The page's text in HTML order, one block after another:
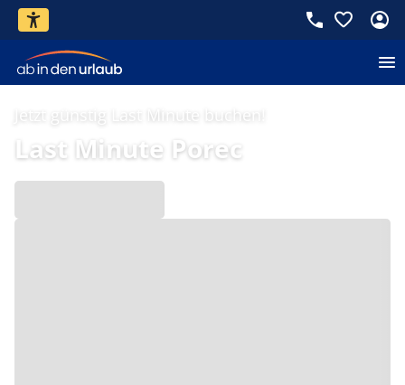
Jetzt günstig Last Minute buchen!
Last Minute Porec